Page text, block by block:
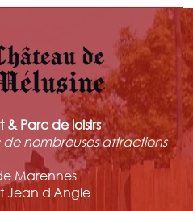
Parc de loisirs
nombreuses attractions
Marennes
Jean d'Angle